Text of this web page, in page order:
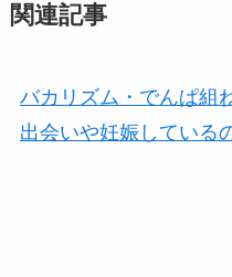
関連記事
バカリズム・でんぱ組
出会いや妊娠している